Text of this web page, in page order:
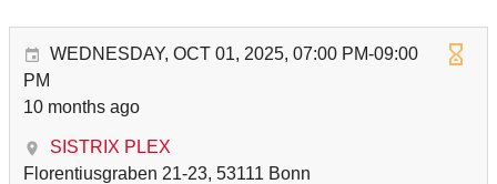
WEDNESDAY, OCT 01, 2025, 07:00 PM-09:00
PM
10 months ago
SISTRIX PLEX
Florentiusgraben 21-23, 53111 Bonn